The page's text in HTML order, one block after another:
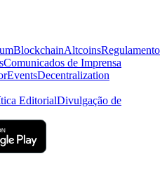
BlockchainAltcoinsRegulamento
Comunicados de Imprensa
EventsDecentralization
EditorialDivulgação de